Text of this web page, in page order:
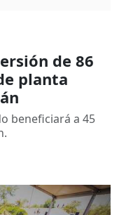
de 86
planta
beneficiará a 45